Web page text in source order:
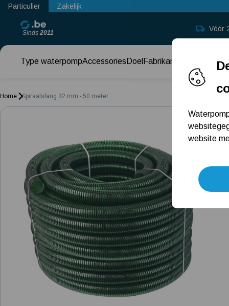
Particulier Zakelijk
Sinds 2011
Vóór
Type waterpompAccessories Doel Fabrikant
Home Spiraalslang 32 mm - 50 meter
website